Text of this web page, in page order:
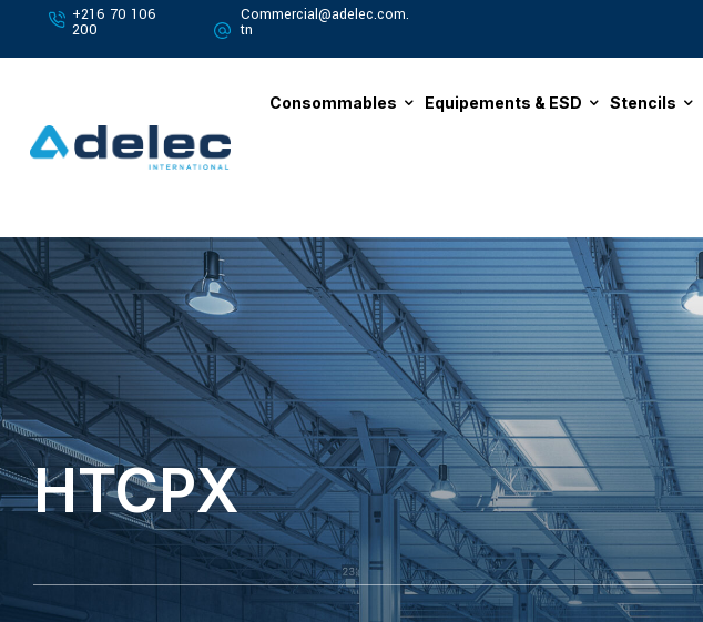
+216 70 106
200
Commercial@adelec.com.
tn
Consommables Equipements & ESD Stencils
HTCPX